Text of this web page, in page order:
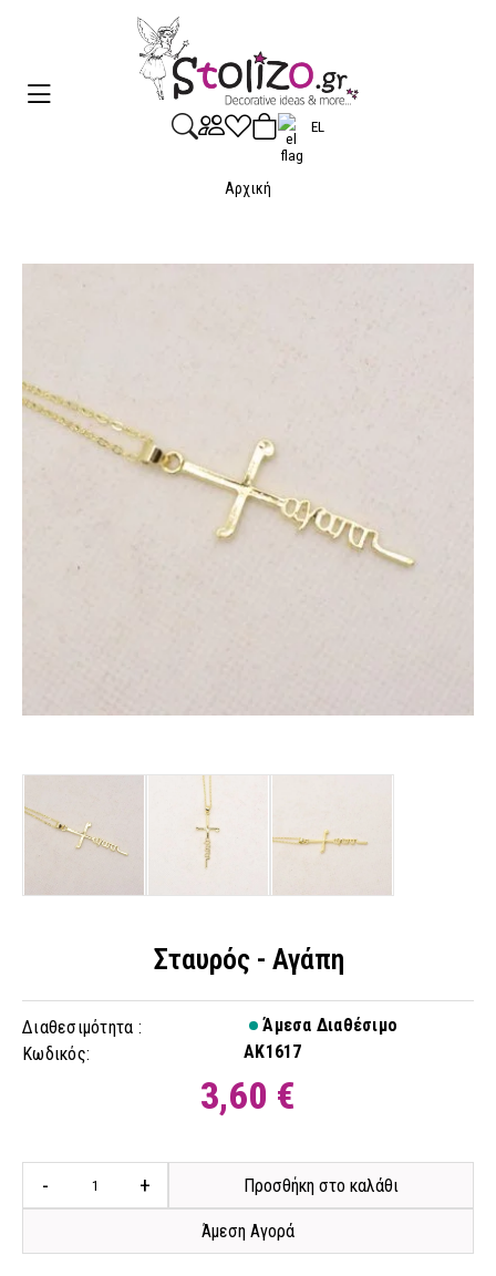
EL
Αρχική
Σταυρός - Αγάπη
Διαθεσιμότητα :
Άμεσα Διαθέσιμο
Κωδικός:
AK1617
3,60 €
- + Προσθήκη στο καλάθι
Άμεση Αγορά